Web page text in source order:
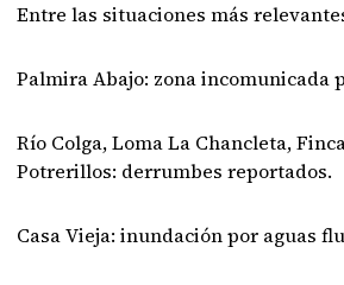
Entre las situaciones más
Palmira Abajo: zona incomunicada
Río Colga, Loma La Chancleta,
Potrerillos: derrumbes reportados.
Casa Vieja: inundación por aguas